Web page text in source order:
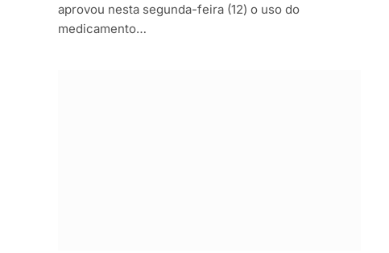
aprovou nesta segunda-feira (12) o uso do
medicamento…